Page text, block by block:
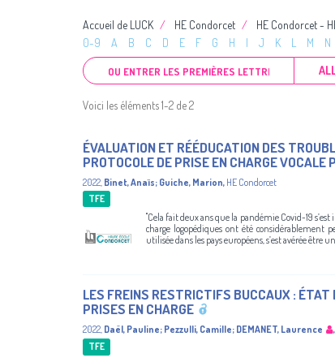
Accueil de LUCK HE Condorcet HE Condorcet -
0-9
A B C D E F G H I J K L M N
Voici les éléments 1-2 de 2
ÉVALUATION ET RÉÉDUCATION DES
PROTOCOLE DE PRISE EN CHARGE VOCALE
2022, Binet, Anaïs; Guiche, Marion, HE Condorcet
TFE
"Cela fait deux ans que la pandémie Covid-19
charge logopédiques ont été considérablement
utilisée dans les pays européens, s’est avérée
LES FREINS RESTRICTIFS BUCCAUX :
PRISES EN CHARGE
2022, Daël, Pauline; Pezzulli, Camille; DEMANET, Laurence ,
TFE